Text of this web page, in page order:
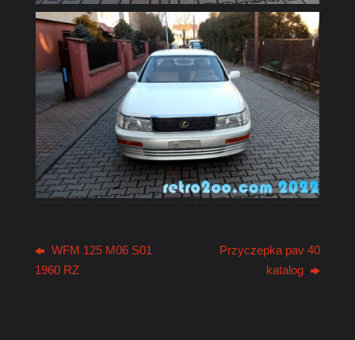
WFM 125 M06 S01
1960 RZ
Przyczepka pav 40
katalog